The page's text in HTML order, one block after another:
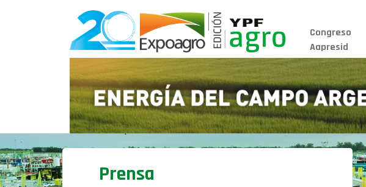
Congreso
Aapresid
Prensa